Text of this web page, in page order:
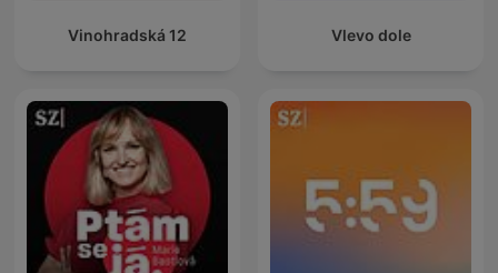
Vinohradská 12 Vlevo dole